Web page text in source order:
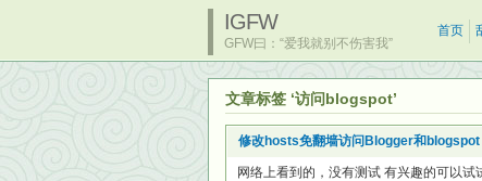
IGFW
GFW曰：“爱我就别不伤害我”
首页
文章标签 ‘访问blogspot’
修改hosts免翻墙访问Blogger和blogspot
网络上看到的，没有测试 有兴趣的可以